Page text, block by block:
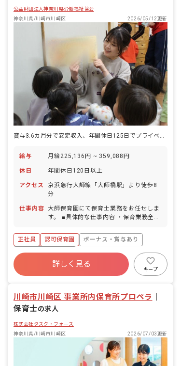
公益財団法人神奈川県労働福祉協会
神奈川県/川崎市川崎区
2026/05/12更新
賞与3.6カ月分で安定収入、年間休日125日でプライベートも充実♪
給与 月給225,136円 ~ 359,088円
休日 年間休日120日以上
アクセス
京浜急行大師線「大師橋駅」より徒歩8
分
仕事内容
大師保育園にて保育士業務をお任せしま
す。 ■具体的な仕事内容 ・保育業務全般
作成 ・環境整備 等
正社員 認可保育園
ボーナス・賞与あり
年間休日120日以上
寮・住宅・家賃補助あり
社会保険完備
残業少なめ
詳しく見る
キープ
川崎市川崎区 事業所内保育所プロペラ
保育士の求人
株式会社タスク・フォース
神奈川県/川崎市川崎区
2026/07/03更新